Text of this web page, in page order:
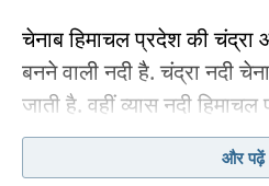
चेनाब हिमाचल प्रदेश की
बनने वाली नदी है. चंद्रा नदी
जाती है. वहीं व्यास नदी
पंजाब में जाकर सतलुज नदी से
जो चेनाब-व्यास लिंक टनलऔर पढ़ें